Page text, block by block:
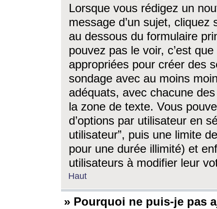
Lorsque vous rédigez un
message d’un sujet, cliquez
au dessous du formulaire
pouvez pas le voir, c’est
appropriées pour créer des
sondage avec au moins
adéquats, avec chacune
la zone de texte. Vous
d’options par utilisateur en
utilisateur”, puis une limite
pour une durée illimité) et
utilisateurs à modifier leur
Haut
» Pourquoi ne puis-je pas